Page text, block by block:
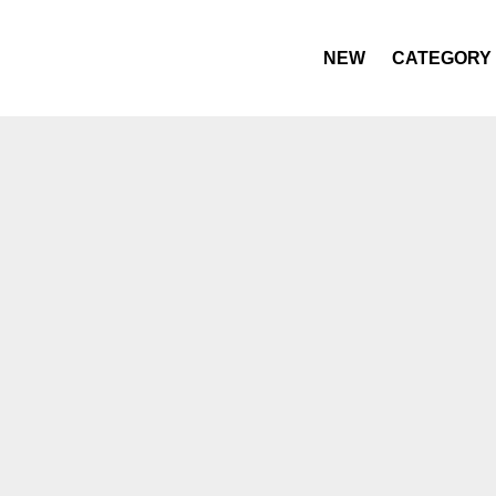
NEW CATEGORY